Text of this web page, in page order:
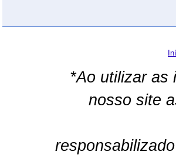
*Ao utilizar as
nosso site